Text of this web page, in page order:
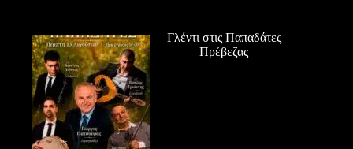
Γλέντι στις Παπαδάτες
Πρέβεζας